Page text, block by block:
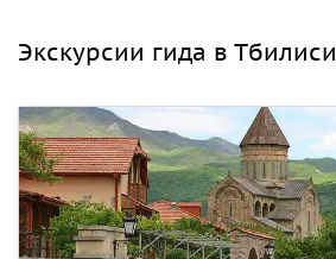
Экскурсии гида в Тбилиси